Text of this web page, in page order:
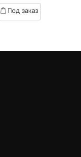
based
onПод заказ